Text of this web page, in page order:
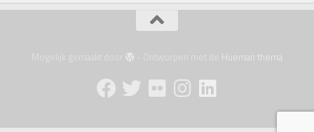
Mogelijk gemaakt door - Ontworpen met de Hueman thema